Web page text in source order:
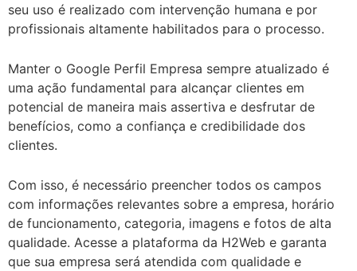
seu uso é realizado com intervenção humana e por
profissionais altamente habilitados para o processo.
Manter o Google Perfil Empresa sempre atualizado é
uma ação fundamental para alcançar clientes em
potencial de maneira mais assertiva e desfrutar de
benefícios, como a confiança e credibilidade dos
clientes.
Com isso, é necessário preencher todos os campos
com informações relevantes sobre a empresa, horário
de funcionamento, categoria, imagens e fotos de alta
qualidade. Acesse a plataforma da H2Web e garanta
que sua empresa será atendida com qualidade e